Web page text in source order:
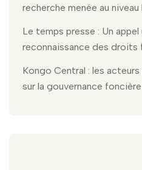
recherche menée au niveau
Le temps presse : Un
reconnaissance des
Kongo Central : les
sur la gouvernance